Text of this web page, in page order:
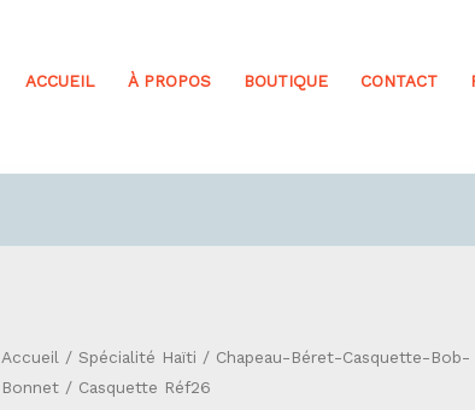
ACCUEIL À PROPOS BOUTIQUE CONTACT
Accueil / Spécialité Haïti / Chapeau-Béret-Casquette-Bob-
Bonnet / Casquette Réf26
quantité
de